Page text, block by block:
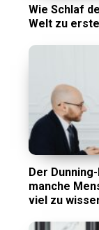
Wie Schlaf
Welt zu
Der
manche
viel zu